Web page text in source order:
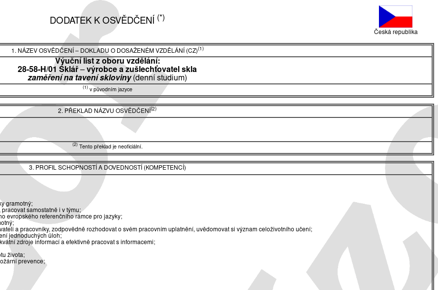
DODATEK K OSVĚDČENÍ (*)
Česká republika
1. NÁZEV OSVĚDČENÍ –DOKLADU O DOSAŽENÉM VZDĚLÁNÍ (CZ)(1)
Výuční list z oboru vzdělání:
28-58-H/01 Sklář – výrobce a zušlechťovatel skla
zaměření na tavení skloviny (denní studium)
(1) v původním jazyce
2. PŘEKLAD NÁZVU OSVĚDČENÍ (2)
(2) Tento překlad je neoficiální.
3. PROFIL SCHOPNOSTÍ A DOVEDNOSTÍ (KOMPETENCÍ)
gramotný;
samostatně i v týmu;
evropského referenčního rámce pro jazyky;
a pracovníky, zodpovědně rozhodovat o svém pracovním uplatnění, uvědomovat si význam celoživotního učení;
jednoduchých úloh;
zdroje informací a efektivně pracovat s informacemi;
života;
prevence;